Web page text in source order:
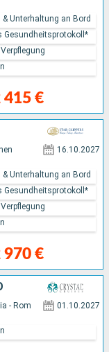
415 €
Unterhaltung an Bord
Gesundheitsprotokoll*
16.10.2027
970 €
Unterhaltung an Bord
Gesundheitsprotokoll*
- Rom 01.10.2027